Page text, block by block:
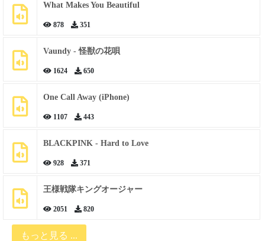
What Makes You Beautiful
878 351
Vaundy - 怪獣の花唄
1624 650
One Call Away (iPhone)
1107 443
BLACKPINK - Hard to Love
928 371
王様戦隊キングオージャー
2051 820
もっと見る ...